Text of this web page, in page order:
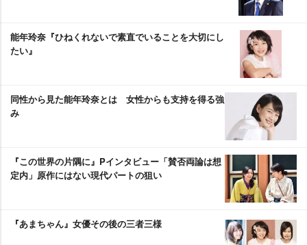
能年玲奈『ひねくれないで素直でいることを大切にし
たい』
同性から見た能年玲奈とは 女性からも支持を得る強
み
『この世界の片隅に』Pインタビュー「賛否両論は想
定内」原作にはない現代パートの狙い
『あまちゃん』女優その後の三者三様